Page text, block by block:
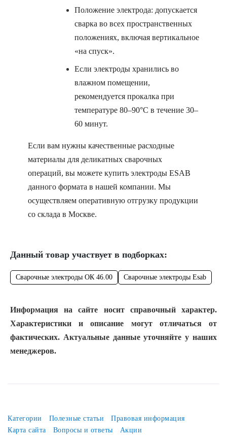
Положение электрода: допускается
сварка во всех пространственных
положениях, включая вертикальное
«на спуск».
Если электроды хранились во
влажном помещении,
рекомендуется прокалка при
температуре 80–90°C в течение 30–
60 минут.
Если вам нужны качественные расходные
материалы для деликатных сварочных
операций, вы можете купить электроды ESAB
данного формата в нашей компании. Мы
осуществляем оперативную отгрузку продукции
со склада в Москве.
Данный товар участвует в подборках:
Сварочные электроды ОК 46.00 Сварочные электроды Esab
Информация на сайте носит справочный характер.
Характеристики и описание могут отличаться от
фактических. Актуальные данные уточняйте у наших
менеджеров.
Категории Полезные статьи
Правовая информация
Карта сайта
Вопросы и ответы Акции